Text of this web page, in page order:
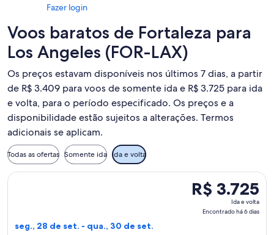
Fazer login
Voos baratos de Fortaleza para
Los Angeles (FOR-LAX)
Os preços estavam disponíveis nos últimos 7 dias, a partir
de R$ 3.409 para voos de somente ida e R$ 3.725 para ida
e volta, para o período especificado. Os preços e a
disponibilidade estão sujeitos a alterações. Termos
adicionais se aplicam.
Todas as ofertas Somente ida Ida e volta
R$ 3.725
Ida
R$ 3.725
Ida e volta
Encontrado há 6 dias
seg., 28 de set. - qua., 30 de set.
Selecionar o voo da Delta, que sai em seg., 28 de set. de